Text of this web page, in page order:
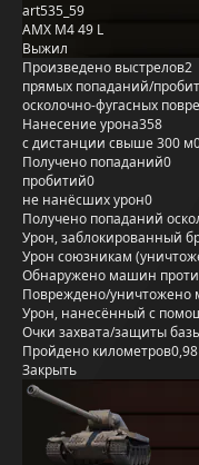
art535_59
AMX M4 49 L
Выжил
Произведено выстрелов2
прямых попаданий/
осколочно-фугасных
Нанесение урона358
с дистанции свыше 300 м
Получено попаданий0
пробитий0
не нанёсших урон0
Получено попаданий
Урон, заблокированный
Урон союзникам
Обнаружено машин
Повреждено/уничтожено
Урон, нанесённый с
Очки захвата/защиты
Пройдено километров0,98
Закрыть